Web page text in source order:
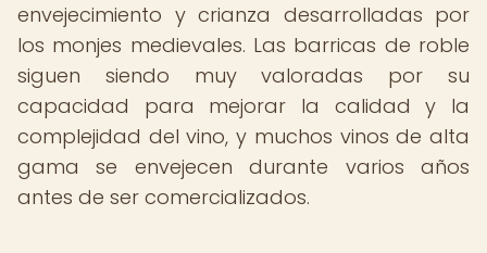
envejecimiento y crianza desarrolladas por
los monjes medievales. Las barricas de roble
siguen siendo muy valoradas por su
capacidad para mejorar la calidad y la
complejidad del vino, y muchos vinos de alta
gama se envejecen durante varios años
antes de ser comercializados.